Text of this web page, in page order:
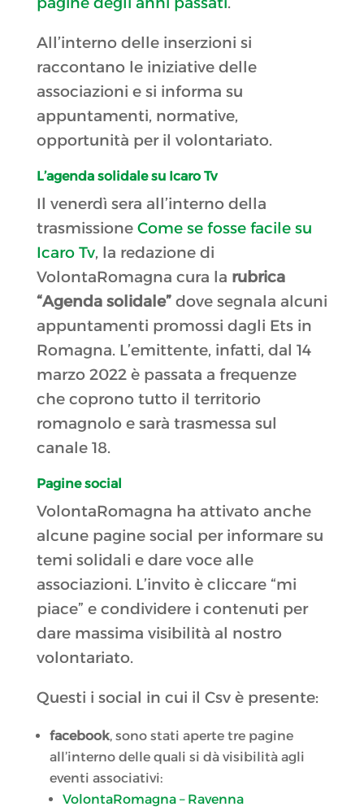
All’interno delle inserzioni si
raccontano le iniziative delle
associazioni e si informa su
appuntamenti, normative,
opportunità per il volontariato.
L’agenda solidale su Icaro Tv
Il venerdì sera all’interno della
trasmissione Come se fosse facile su
Icaro Tv, la redazione di
VolontaRomagna cura la rubrica
“Agenda solidale”dove segnala alcuni
appuntamenti promossi dagli Ets in
Romagna. L’emittente, infatti, dal 14
marzo 2022 è passata a frequenze
che coprono tutto il territorio
romagnolo e sarà trasmessa sul
canale 18.
Pagine social
VolontaRomagna ha attivato anche
alcune pagine social per informare su
temi solidali e dare voce alle
associazioni. L’invito è cliccare “mi
piace” e condividere i contenuti per
dare massima visibilità al nostro
volontariato.
Questi i social in cui il Csv è presente:
facebook, sono stati aperte tre pagine
all’interno delle quali si dà visibilità agli
eventi associativi:
VolontaRomagna – Ravenna